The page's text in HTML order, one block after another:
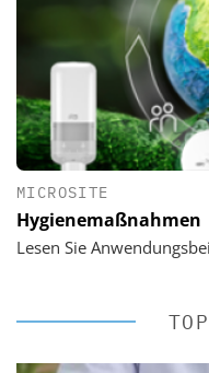
MICROSITE
Hygienemaßnahmen
Lesen Sie